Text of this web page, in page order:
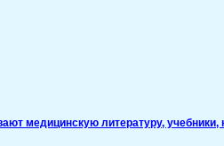
медицинскую литературу, учебники,